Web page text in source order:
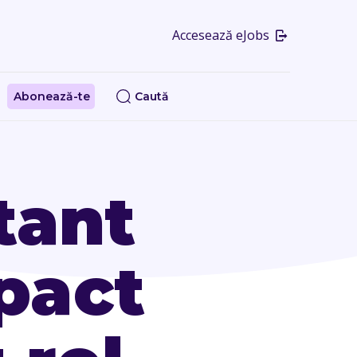
Accesează eJobs
Abonează-te Caută